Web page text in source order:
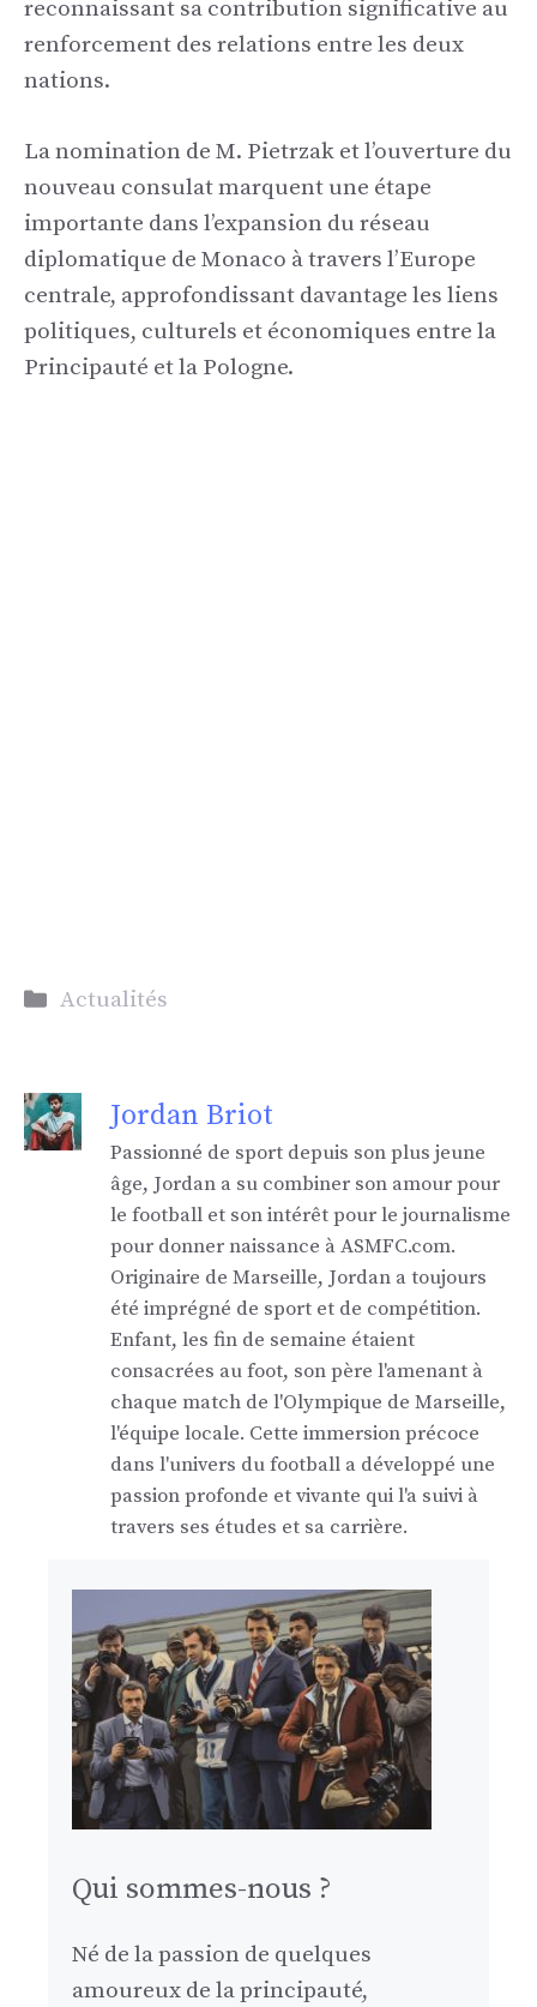
reconnaissant sa contribution significative au
renforcement des relations entre les deux
nations.
La nomination de M. Pietrzak et l’ouverture du
nouveau consulat marquent une étape
importante dans l’expansion du réseau
diplomatique de Monaco à travers l’Europe
centrale, approfondissant davantage les liens
politiques, culturels et économiques entre la
Principauté et la Pologne.
Catégories
Actualités
Jordan Briot
Passionné de sport depuis son plus jeune
âge, Jordan a su combiner son amour pour
le football et son intérêt pour le journalisme
pour donner naissance à ASMFC.com.
Originaire de Marseille, Jordan a toujours
été imprégné de sport et de compétition.
Enfant, les fin de semaine étaient
consacrées au foot, son père l'amenant à
chaque match de l'Olympique de Marseille,
l'équipe locale. Cette immersion précoce
dans l'univers du football a développé une
passion profonde et vivante qui l'a suivi à
travers ses études et sa carrière.
Qui sommes-nous ?
Né de la passion de quelques
amoureux de la principauté,